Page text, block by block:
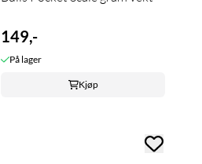
149,-
På lager
Kjøp